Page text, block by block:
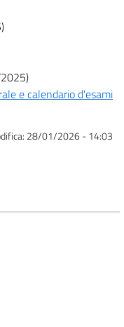
e calendario d'esami
28/01/2026 - 14:03